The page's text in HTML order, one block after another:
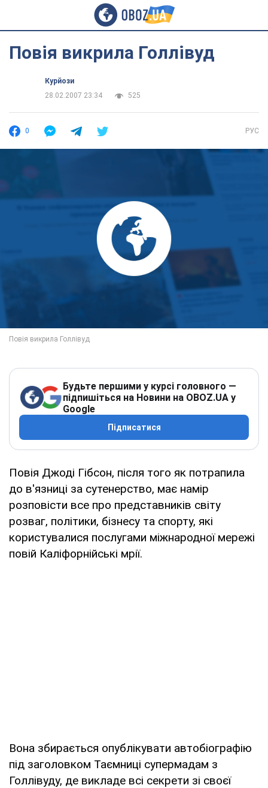
Повія викрила Голлівуд
Курйози
28.02.2007 23:34
525
0 РУС
Будьте першими у курсі головного —
підпишіться на Новини на OBOZ.UA у
Google
Підписатися
Повія Джоді Гібсон, після того як потрапила
до в'язниці за сутенерство, має намір
розповісти все про представників світу
розваг, політики, бізнесу та спорту, які
користувалися послугами міжнародної мережі
повій Каліфорнійські мрії.
Вона збирається опублікувати автобіографію
під заголовком Таємниці супермадам з
Голлівуду, де викладе всі секрети зі своєї